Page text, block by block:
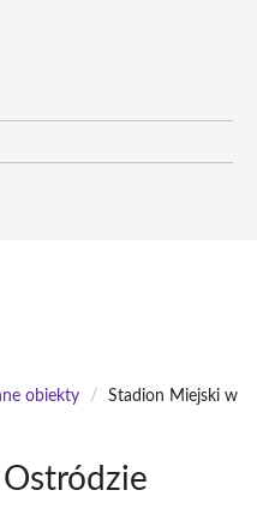
obiekty /
Stadion Miejski w